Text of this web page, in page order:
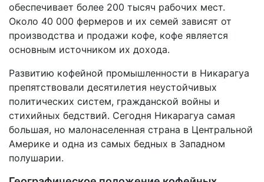
обеспечивает более 200 тысяч рабочих мест.
Около 40 000 фермеров и их семей зависят от
производства и продажи кофе, кофе является
основным источником их дохода.
Развитию кофейной промышленности в Никарагуа
препятствовали десятилетия неустойчивых
политических систем, гражданской войны и
стихийных бедствий. Сегодня Никарагуа самая
большая, но малонаселенная страна в Центральной
Америке и одна из самых бедных в Западном
полушарии.